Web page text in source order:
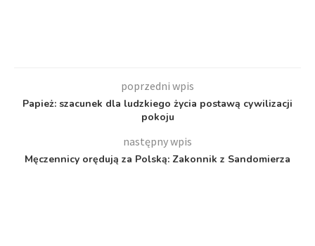
poprzedni wpis
Papież: szacunek dla ludzkiego życia postawą cywilizacji
pokoju
następny wpis
Męczennicy orędują za Polską: Zakonnik z Sandomierza